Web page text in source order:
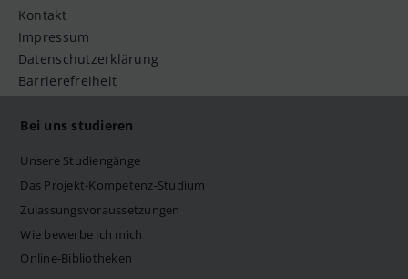
Kontakt
Impressum
Datenschutzerklärung
Barrierefreiheit
Bei uns studieren
Unsere Studiengänge
Das Projekt-Kompetenz-Studium
Zulassungsvoraussetzungen
Wie bewerbe ich mich
Online-Bibliotheken